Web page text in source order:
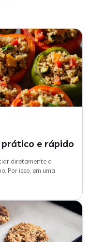
e rápido
diretamente a
Por isso, em uma